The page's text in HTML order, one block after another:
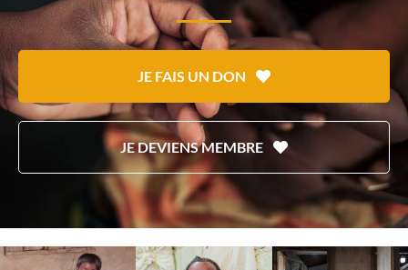
JE FAIS UN DON
JE DEVIENS MEMBRE